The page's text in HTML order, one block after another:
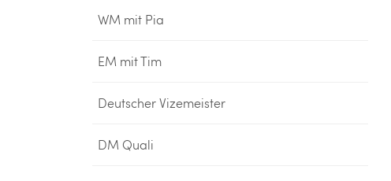
WM mit Pia
EM mit Tim
Deutscher Vizemeister
DM Quali